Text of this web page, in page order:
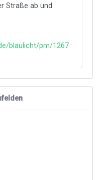
Straße ab und
blaulicht/pm/1267